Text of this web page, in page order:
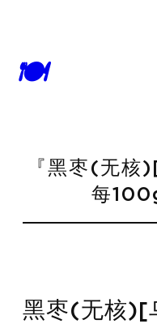
🍽
『黑枣(无核
每
黑枣(无核)[